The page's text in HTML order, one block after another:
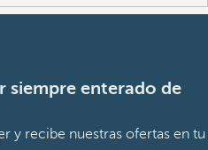
siempre enterado de
y recibe nuestras ofertas en tu